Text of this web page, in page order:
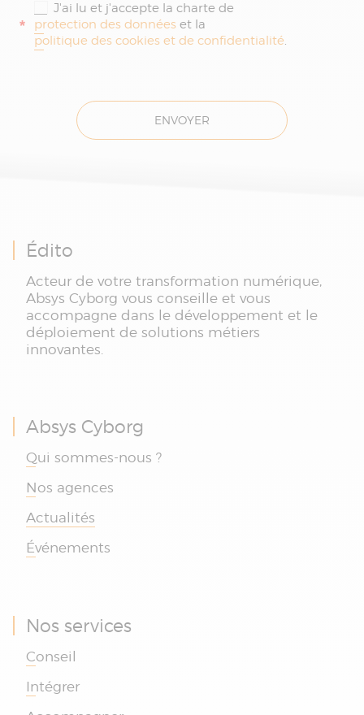
*
J'ai lu et j'accepte la charte de
protection des données et la
politique des cookies et de confidentialité.
ENVOYER
Édito
Acteur de votre transformation numérique,
Absys Cyborg vous conseille et vous
accompagne dans le développement et le
déploiement de solutions métiers
innovantes.
Absys Cyborg
Qui sommes-nous ?
Nos agences
Actualités
Événements
Nos services
Conseil
Intégrer